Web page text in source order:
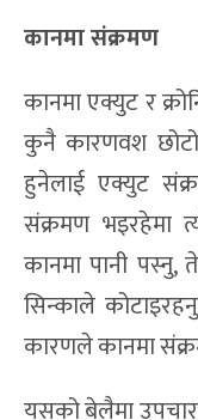
कानमा संक्रमण
कानमा एक्युट र
कुनै कारणवश
हुनेलाई एक्युट
संक्रमण भइरहेमा
कानमा पानी पस्नु,
सिन्काले
कारणले कानमा
यसको बेलैमा उपचार